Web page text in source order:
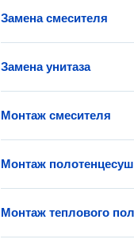
Замена смесителя
Замена унитаза
Монтаж смесителя
Монтаж
Монтаж теплового